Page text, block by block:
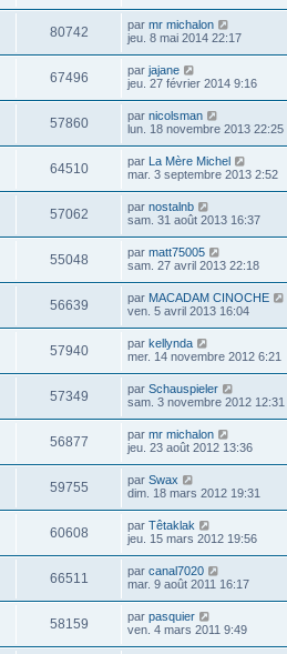
80742 par mr michalon
jeu. 8 mai 2014 22:17
67496 par jajane
jeu. 27 février 2014 9:16
57860 par nicolsman
lun. 18 novembre 2013 22:25
64510 par La Mère Michel
mar. 3 septembre 2013 2:52
57062 par nostalnb
sam. 31 août 2013 16:37
55048 par matt75005
sam. 27 avril 2013 22:18
56639 par MACADAM CINOCHE
ven. 5 avril 2013 16:04
57940 par kellynda
mer. 14 novembre 2012 6:21
57349 par Schauspieler
sam. 3 novembre 2012 12:31
56877 par mr michalon
jeu. 23 août 2012 13:36
59755 par Swax
dim. 18 mars 2012 19:31
60608 par Têtaklak
jeu. 15 mars 2012 19:56
66511 par canal7020
mar. 9 août 2011 16:17
58159 par pasquier
ven. 4 mars 2011 9:49